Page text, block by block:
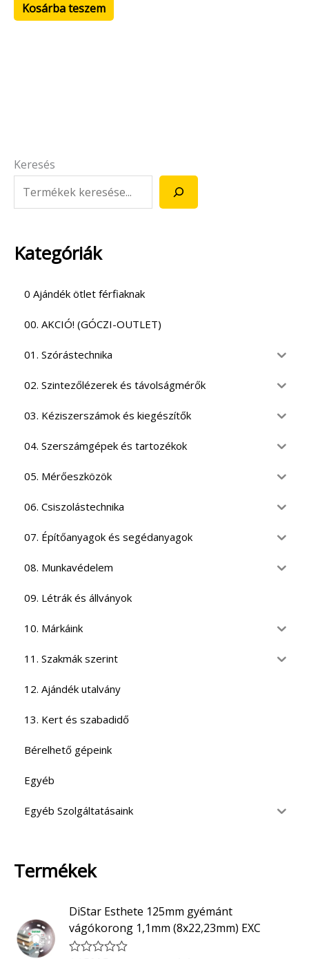
Keresés
Kategóriák
0 Ajándék ötlet férfiaknak
00. AKCIÓ! (GÓCZI-OUTLET)
01. Szórástechnika
02. Szintezőlézerek és távolságmérők
03. Kéziszerszámok és kiegészítők
04. Szerszámgépek és tartozékok
05. Mérőeszközök
06. Csiszolástechnika
07. Építőanyagok és segédanyagok
08. Munkavédelem
09. Létrák és állványok
10. Márkáink
11. Szakmák szerint
12. Ajándék utalvány
13. Kert és szabadidő
Bérelhető gépeink
Egyéb
Egyéb Szolgáltatásaink
Termékek
DiStar Esthete 125mm gyémánt
vágókorong 1,1mm (8x22,23mm) EXC
Kosárba teszem